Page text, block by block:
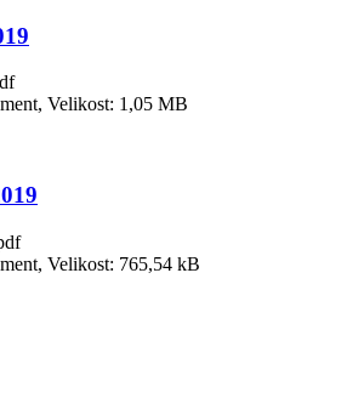
Velikost: 1,05 MB
Velikost: 765,54 kB